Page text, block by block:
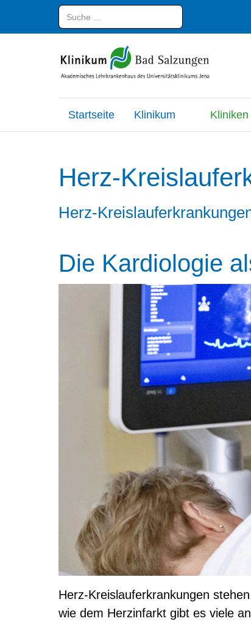
Suchen
Startseite Klinikum
Herz-
Herz-
Die Kardiologie
Herz-Kreislauferkrankungen
wie dem Herzinfarkt gibt es viele